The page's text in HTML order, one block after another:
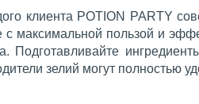
клиента POTION PARTY
с максимальной пользой и
Подготавливайте
зелий могут полностью